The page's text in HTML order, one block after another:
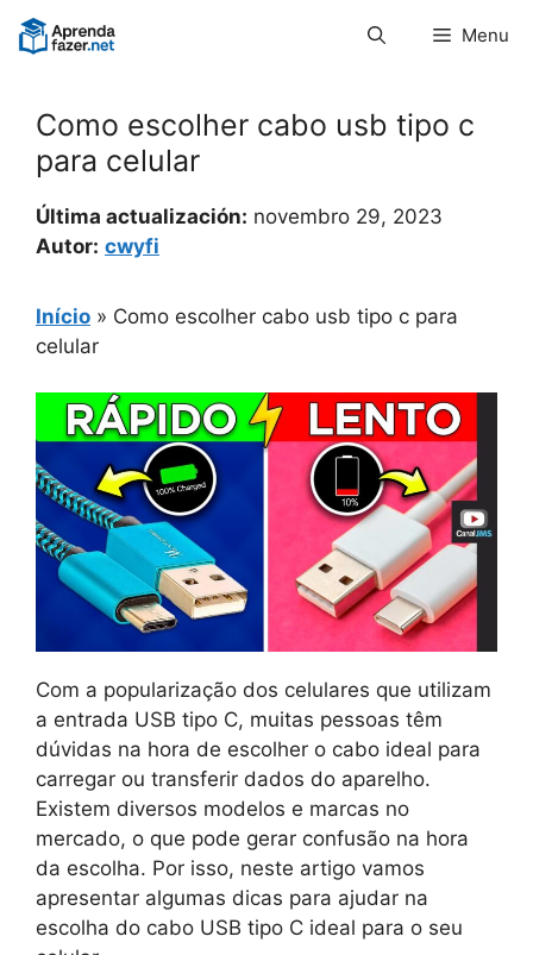
Pular
para
Menu
Como escolher cabo usb tipo c
para celular
Última actualización: novembro 29, 2023
Autor: cwyfi
Início » Como escolher cabo usb tipo c para
celular
Com a popularização dos celulares que utilizam
a entrada USB tipo C, muitas pessoas têm
dúvidas na hora de escolher o cabo ideal para
carregar ou transferir dados do aparelho.
Existem diversos modelos e marcas no
mercado, o que pode gerar confusão na hora
da escolha. Por isso, neste artigo vamos
apresentar algumas dicas para ajudar na
escolha do cabo USB tipo C ideal para o seu